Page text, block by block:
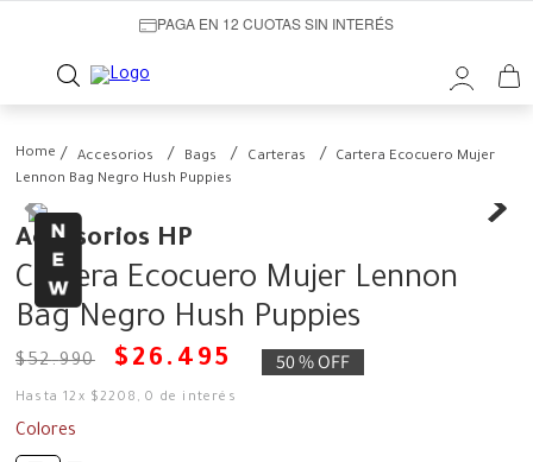
PAGA EN 12 CUOTAS SIN INTERÉS
Accesorios Bags Carteras
Cartera Ecocuero Mujer
Lennon Bag Negro Hush Puppies
Accesorios HP
Cartera Ecocuero Mujer Lennon
Bag Negro Hush Puppies
$52.990 $ 26 . 495 50 %OFF
Hasta12 x $2208 ,0 de interés
Colores